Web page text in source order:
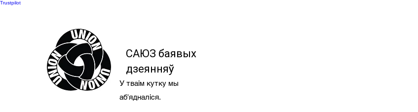
Trustpilot
САЮЗ баявых
дзеянняў
У тваім кутку мы
аб'ядналіся.